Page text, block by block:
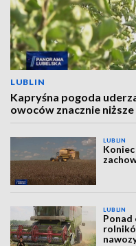
LUBLIN
Kapryśna pogoda
owoców znacznie niższe
LUBLIN
LUBLIN
Ponad